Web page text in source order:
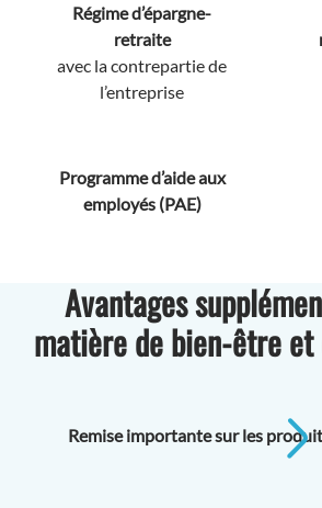
Régime d’épargne-
retraite
avec la contrepartie de
l’entreprise
Programme d’aide aux
employés (PAE)
Avantages
matière de bien-être et
Remise importante sur les